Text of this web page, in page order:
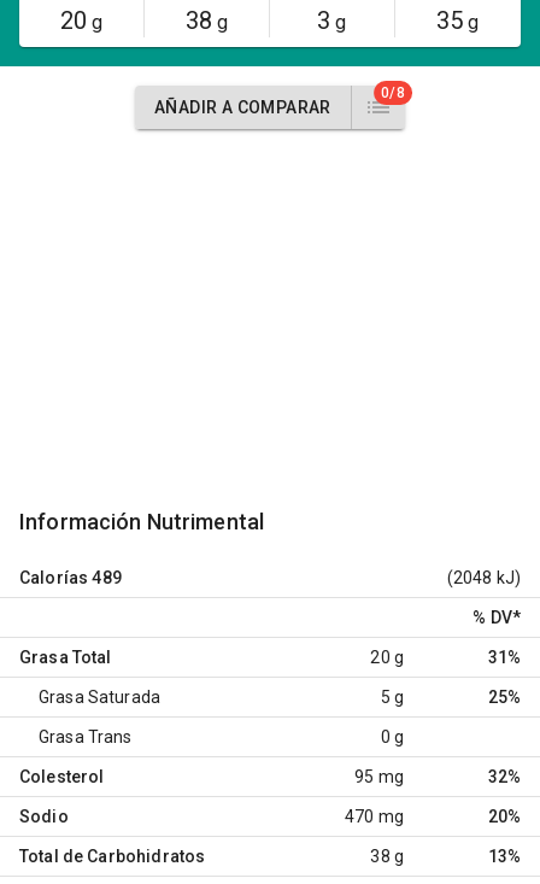
20 g 38 g 3 g 35 g
AÑADIR A COMPARAR
0/8
Información Nutrimental
Calorías 489 (2048 kJ)
% DV*
Grasa Total 20 g 31%
Grasa Saturada 5 g 25%
Grasa Trans 0 g
Colesterol 95 mg 32%
Sodio 470 mg 20%
Total de Carbohidratos 38 g 13%